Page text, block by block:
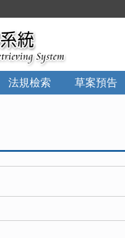
法規檢索 草案預告